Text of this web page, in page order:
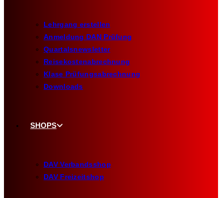
Lehrgang erstellen
Anmeldung DAN Prüfung
Quartalsnewsletter
Reisekostenabrechnung
Klase Prüfungsabrechnung
Downloads
SHOPS
DAV Verbandsshop
DAV Freizeitshop